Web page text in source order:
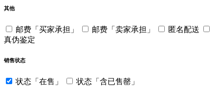
其他
邮费「买家承担」 邮费「卖家承担」
匿名配送
真伪鉴定
销售状态
状态「在售」 状态「含已售罄」